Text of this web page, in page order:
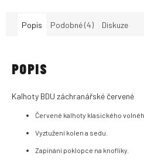
Popis Podobné (4) Diskuze
POPIS
Kalhoty BDU záchranářské červené
Červené kalhoty klasického
Vyztužení kolen a sedu.
Zapínání poklopce na knoflíky.